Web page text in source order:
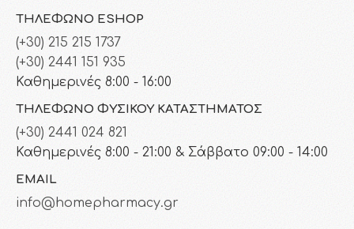
ΤΗΛΈΦΩΝΟ ESHOP
(+30) 215 215 1737
(+30) 2441 151 935
Καθημερινές 8:00 - 16:00
ΤΗΛΈΦΩΝΟ ΦΥΣΙΚΟΎ ΚΑΤΑΣΤΉΜΑΤΟΣ
(+30) 2441 024 821
Καθημερινές 8:00 - 21:00 & Σάββατο 09:00 - 14:00
EMAIL
info@homepharmacy.gr